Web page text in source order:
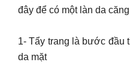
đây để có một làn da
1- Tẩy trang là bước đầu
da mặt